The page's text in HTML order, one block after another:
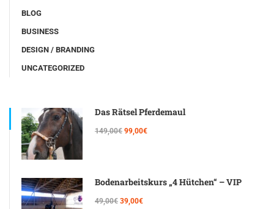
BLOG
BUSINESS
DESIGN / BRANDING
UNCATEGORIZED
Das Rätsel Pferdemaul
149,00€ 99,00€
Bodenarbeitskurs „4 Hütchen“ – VIP
49,00€ 39,00€